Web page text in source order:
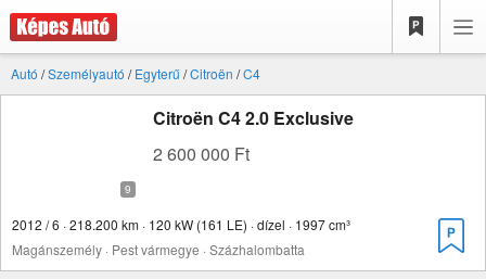
Autó /Személyautó /Egyterű /Citroën /C4
Citroën C4 2.0 Exclusive
2 600 000 Ft
2012 / 6 · 218.200 km · 120 kW (161 LE) · dízel · 1997 cm³
Magánszemély · Pest vármegye · Százhalombatta